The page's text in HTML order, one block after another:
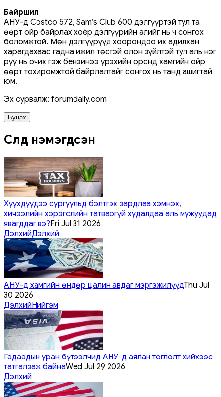
Байршил
АНУ-д Costco 572, Sam’s Club 600 дэлгүүртэй тул та
өөрт ойр байрлах хоёр дэлгүүрийн алийг нь ч сонгох
боломжтой. Мөн дэлгүүрүүд хоорондоо их адилхан
харагдахаас гадна ижил төстэй олон зүйлтэй тул аль нэг
рүү нь очих гэж бензинээ үрэхийн оронд хамгийн ойр
өөрт тохиромжтой байрлалтайг сонгох нь танд ашигтай
юм.
Эх сурвалж: forumdaily.com
Буцах
Сүүлд нэмэгдсэн
Хүүхдүүдээ сургуульд бэлтгэх зардлаа хэмнэх,
хичээлийн хэрэгслийн татваргүй худалдаа аль мужуудад
явагддаг вэ?Fri Jul 31 2026
ДэлхийДэлхий
АНУ-д хамгийн өндөр цалин авдаг мэргэжилүүдThu Jul
30 2026
ДэлхийНийгэм
Гадаадын уран бүтээлчид АНУ-д аялан тоглолт хийхээс
татгалзаж байнаWed Jul 29 2026
Дэлхий